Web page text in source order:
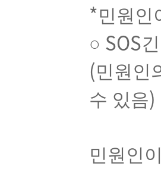
*민원인
○ SOS
(민원인
수 있음)
민원인